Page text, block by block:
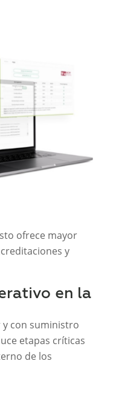
ofrece mayor
y
en la
y con suministro
etapas críticas
de los